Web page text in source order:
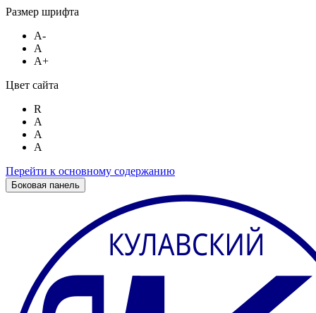
Размер шрифта
A-
A
A+
Цвет сайта
R
A
A
A
Перейти к основному содержанию
Боковая панель